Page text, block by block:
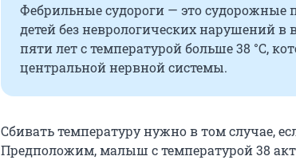
Фебрильные судороги — это судорожные
детей без неврологических нарушений в
пяти лет с температурой больше 38 °С,
центральной нервной системы.
Сбивать температуру нужно в том случае,
Предположим, малыш с температурой 38